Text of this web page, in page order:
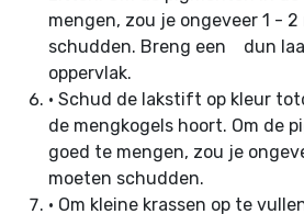
mengen, zou je ongeveer 1 -
schudden. Breng een dun
oppervlak.
• Schud de lakstift op kleur
de mengkogels hoort. Om de
goed te mengen, zou je
moeten schudden.
• Om kleine krassen op te